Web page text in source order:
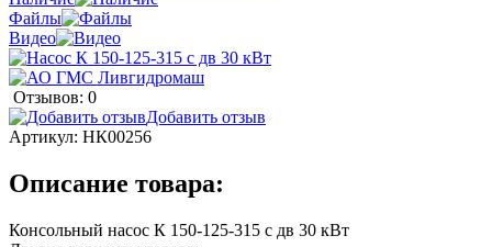
Файлы
Видео
Отзывов: 0
Добавить отзыв
Артикул: НК00256
Описание товара:
Консольный насос К 150-125-315 с дв 30 кВт